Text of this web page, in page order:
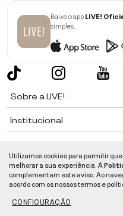
Baixe o appLIVE!
simples.
Sobre a LIVE!
Institucional
Ajuda
Segurança e Qualidade
LIVE!©2026- TODOS OS
Utilizamos cookies para permitir
melhorar a sua experiência. A
complementam este aviso. Ao
acordo com os nossos termos e
CONFIGURAÇÃO